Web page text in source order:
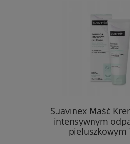
Suavinex Maść
intensywnym
pieluszkowym